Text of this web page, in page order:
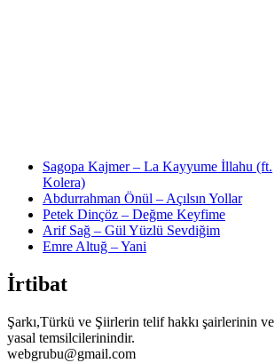
Sagopa Kajmer – La Kayyume İllahu (ft.
Kolera)
Abdurrahman Önül – Açılsın Yollar
Petek Dinçöz – Değme Keyfime
Arif Sağ – Gül Yüzlü Sevdiğim
Emre Altuğ – Yani
İrtibat
Şarkı,Türkü ve Şiirlerin telif hakkı şairlerinin ve
yasal temsilcilerinindir.
webgrubu@gmail.com